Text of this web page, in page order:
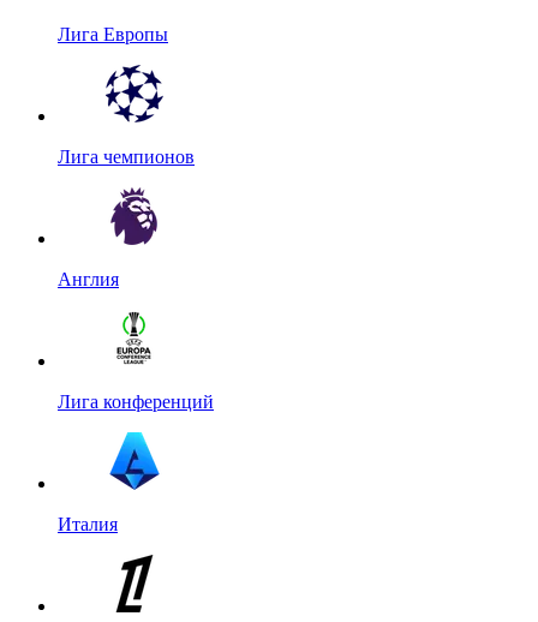
Лига Европы
Лига чемпионов
Англия
Лига конференций
Италия